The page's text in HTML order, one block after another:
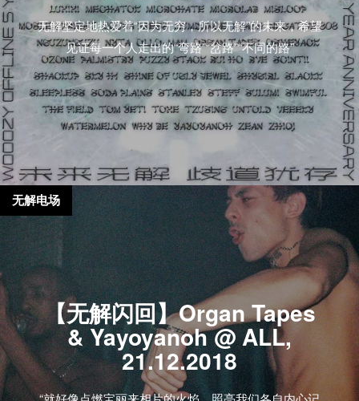
无解坚定地热爱着“因为无穷，所以无解”的未来，希望
见证每一个人走出的“弯路”“岔路”“不同的路”
【无解闪回】Organ Tapes
& Yayoyanoh @ ALL,
21.12.2018
无解电场